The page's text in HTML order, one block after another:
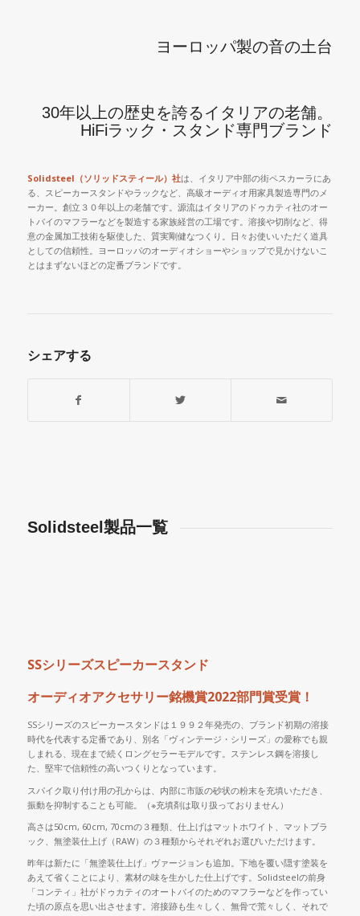
ヨーロッパ製の音の土台
30年以上の歴史を誇るイタリアの老舗。
HiFiラック・スタンド専門ブランド
Solidsteel （ソリッドスティール）社は、イタリア中部の街ペスカーラにあ
る、スピーカースタンドやラックなど、高級オーディオ用家具製造専門のメ
ーカー。創立３０年以上の老舗です。源流はイタリアのドゥカティ社のオー
トバイのマフラーなどを製造する家族経営の工場です。溶接や切削など、得
意の金属加工技術を駆使した、質実剛健なつくり。日々お使いいただく道具
としての信頼性。ヨーロッパのオーディオショーやショップで見かけないこ
とはまずないほどの定番ブランドです。
シェアする
Solidsteel製品一覧
SSシリーズスピーカースタンド
オーディオアクセサリー銘機賞2022部門賞受賞！
SSシリーズのスピーカースタンドは１９９２年発売の、ブランド初期の溶接
時代を代表する定番であり、別名「ヴィンテージ・シリーズ」の愛称でも親
しまれる、現在まで続くロングセラーモデルです。ステンレス鋼を溶接し
た、堅牢で信頼性の高いつくりとなっています。
スパイク取り付け用の孔からは、内部に市販の砂状の粉末を充填いただき、
振動を抑制することも可能。（※充填剤は取り扱っておりません）
高さは50cm, 60cm, 70cmの３種類、仕上げはマットホワイト、マットブラ
ック、無塗装仕上げ（RAW）の３種類からそれぞれお選びいただけます。
昨年は新たに「無塗装仕上げ」ヴァージョンも追加。下地を覆い隠す塗装を
あえて省くことにより、素材の味を生かした仕上げです。Solidsteelの前身
「コンティ」社がドゥカティのオートバイのためのマフラーなどを作ってい
た頃の原点を思い出させます。溶接跡も生々しく、無骨で荒々しく、それで